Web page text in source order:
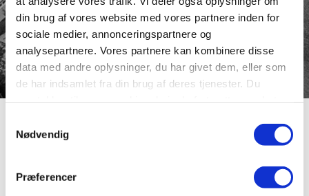
din brug af vores website med vores partnere inden for
sociale medier, annonceringspartnere og
analysepartnere. Vores partnere kan kombinere disse
data med andre oplysninger, du har givet dem, eller som
de har indsamlet fra din brug af deres tjenester. Du
Nødvendig
Præferencer
Bragesvej
Bragesvej blev navngivet i 1931 efter skjaldenes gud,